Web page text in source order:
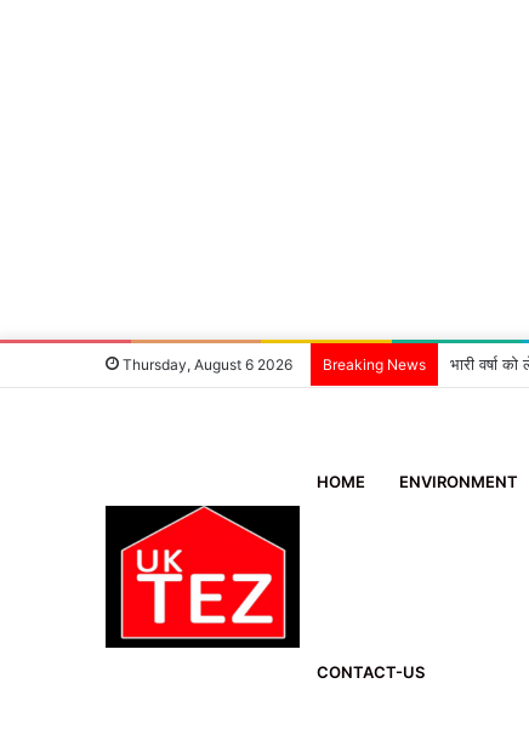
Thursday, August 6 2026 Breaking News भारी वर्षा
HOME ENVIRONMENT
CONTACT-US